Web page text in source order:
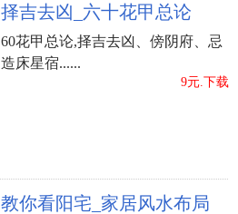
择吉去凶_六十花甲总论
60花甲总论,择吉去凶、傍阴府、忌
造床星宿......
9元.下载
教你看阳宅_家居风水布局